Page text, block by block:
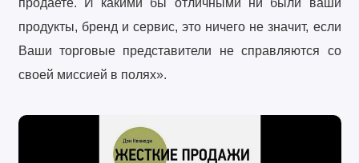
продукты, бренд и сервис, это ничего не значит, если
Ваши торговые представители не справляются со
своей миссией в полях».